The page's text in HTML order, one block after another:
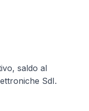
saldo al
SdI.